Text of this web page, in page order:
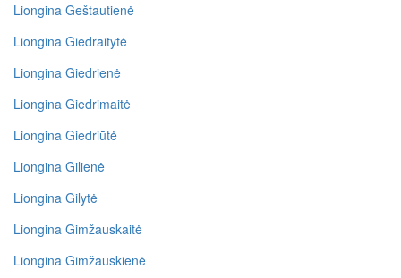
Liongina Geštautienė
Liongina Giedraitytė
Liongina Giedrienė
Liongina Giedrimaitė
Liongina Giedriūtė
Liongina Gilienė
Liongina Gilytė
Liongina Gimžauskaitė
Liongina Gimžauskienė